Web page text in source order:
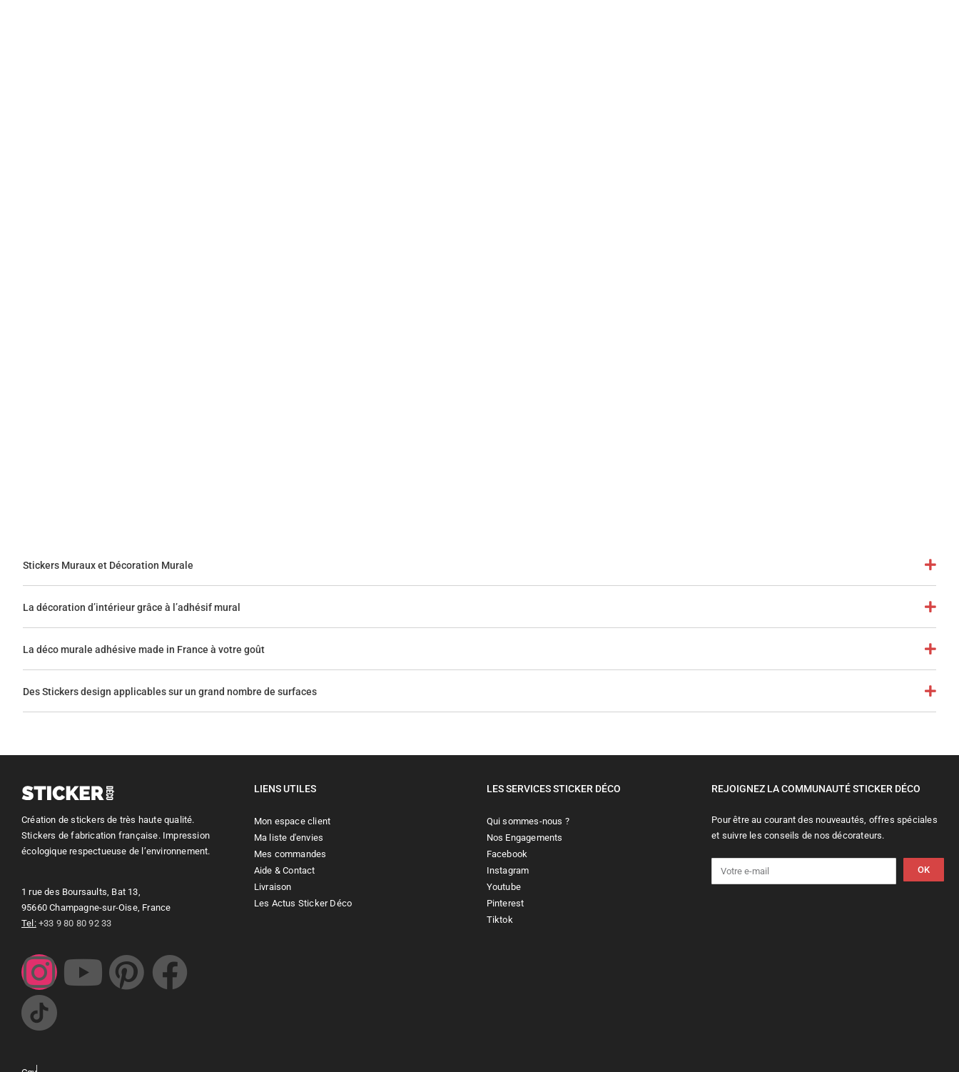
Stickers Muraux et Décoration Murale
La décoration d’intérieur grâce à l’adhésif mural
La déco murale adhésive made in France à votre goût
Des Stickers design applicables sur un grand nombre de surfaces
Création de stickers de très haute qualité.
Stickers de fabrication française. Impression
écologique respectueuse de l’environnement.
1 rue des Boursaults, Bat 13,
95660 Champagne-sur-Oise, France
Tel: +33 9 80 80 92 33
LIENS UTILES
Mon espace client
Ma liste d'envies
Mes commandes
Aide & Contact
Livraison
Les Actus Sticker Déco
LES SERVICES STICKER DÉCO
Qui sommes-nous ?
Nos Engagements
Facebook
Instagram
Youtube
Pinterest
Tiktok
REJOIGNEZ LA COMMUNAUTÉ STICKER DÉCO
Pour être au courant des nouveautés, offres spéciales
et suivre les conseils de nos décorateurs.
OK